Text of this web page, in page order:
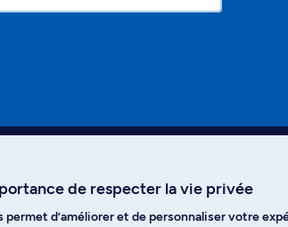
de respecter la vie privée
permet d’améliorer et de personnaliser votre